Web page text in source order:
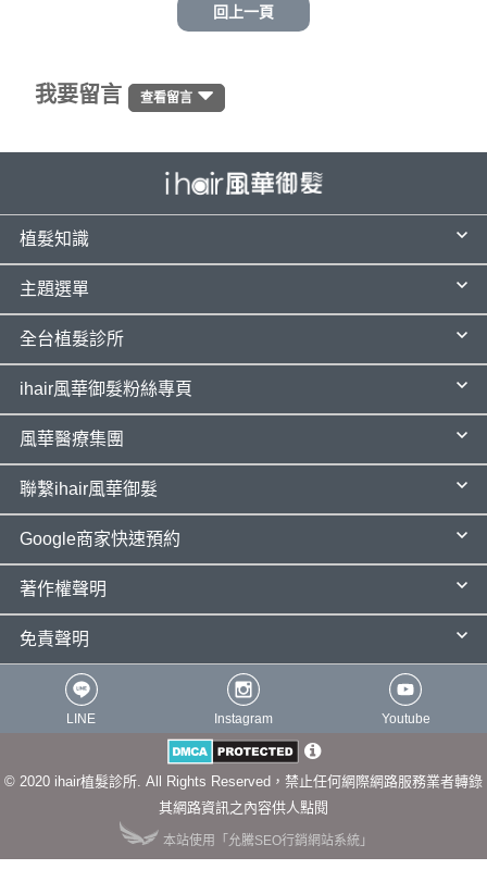
回上一頁
我要留言 查看留言
植髮知識
主題選單
全台植髮診所
ihair風華御髮粉絲專頁
風華醫療集團
聯繫ihair風華御髮
Google商家快速預約
著作權聲明
免責聲明
LINE Instagram Youtube
© 2020 ihair植髮診所. All Rights Reserved，禁止任何網際網路服務業者轉錄
其網路資訊之內容供人點閱
本站使用「允騰SEO行銷網站系統」